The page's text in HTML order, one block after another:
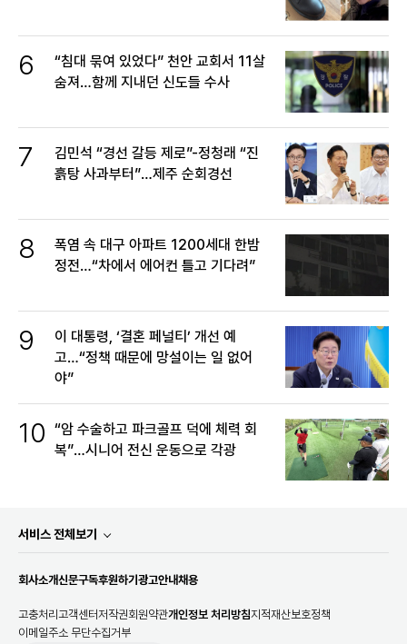
6
“침대 묶여 있었다” 천안 교회서 11살
숨져…함께 지내던 신도들 수사
7
김민석 “경선 갈등 제로”-정청래 “진
흙탕 사과부터”…제주 순회경선
8
폭염 속 대구 아파트 1200세대 한밤
정전…“차에서 에어컨 틀고 기다려”
9
이 대통령, ‘결혼 페널티’ 개선 예
고…“정책 때문에 망설이는 일 없어
야”
10 “암 수술하고 파크골프 덕에 체력 회
복”…시니어 전신 운동으로 각광
서비스 전체보기
회사소개신문구독후원하기 광고안내채용
고충처리 고객센터저작권회원약관개인정보 처리방침지적재산보호정책
이메일주소 무단수집거부